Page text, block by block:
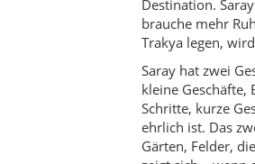
deshalb passt
wirklich weg zu
überraschend
Spaziergang zur
stehenbleibst,
Felsformationen
ist an solchen